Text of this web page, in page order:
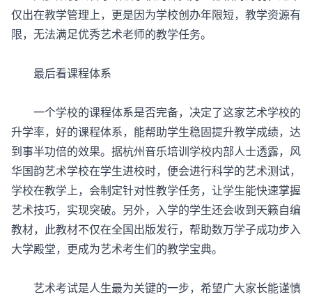
仅出在教学管理上，更是因为学校创办年限短，教学资源有
限，无法满足优秀艺术老师的教学任务。
最后看课程体系
一个学校的课程体系是否完备，决定了这家艺术学校的
升学率，好的课程体系，能帮助学生稳固提升教学成绩，达
到事半功倍的效果。据杭州音乐培训学校内部人士透露，风
华国韵艺术学校在学生进校时，便会进行科学的艺术测试，
学校在教学上，会制定针对性教学任务，让学生能快速掌握
艺术技巧，实现突破。另外，入学的学生还会收到天籁自编
教材，此教材不仅在全国出版发行，帮助数万学子成功步入
大学殿堂，更成为艺术考生们的教学宝典。
艺术考试是人生最为关键的一步，希望广大家长能谨慎